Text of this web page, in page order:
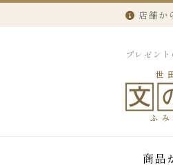
店舗か
プレゼン
商品